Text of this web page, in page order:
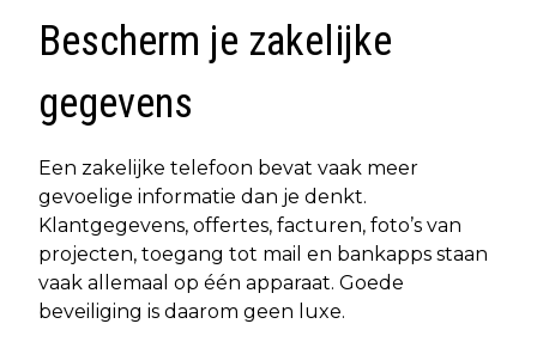
Bescherm je zakelijke
gegevens
Een zakelijke telefoon bevat vaak meer
gevoelige informatie dan je denkt.
Klantgegevens, offertes, facturen, foto’s van
projecten, toegang tot mail en bankapps staan
vaak allemaal op één apparaat. Goede
beveiliging is daarom geen luxe.